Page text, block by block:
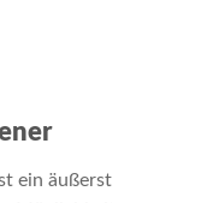
ein äußerst